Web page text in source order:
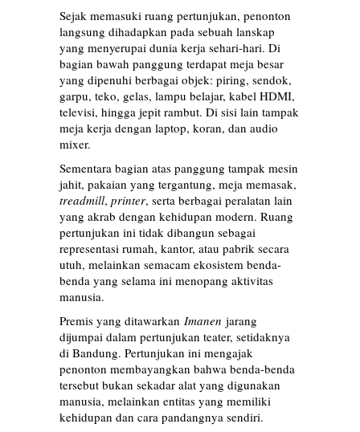
Sejak memasuki ruang pertunjukan, penonton
langsung dihadapkan pada sebuah lanskap
yang menyerupai dunia kerja sehari-hari. Di
bagian bawah panggung terdapat meja besar
yang dipenuhi berbagai objek: piring, sendok,
garpu, teko, gelas, lampu belajar, kabel HDMI,
televisi, hingga jepit rambut. Di sisi lain tampak
meja kerja dengan laptop, koran, dan audio
mixer.
Sementara bagian atas panggung tampak mesin
jahit, pakaian yang tergantung, meja memasak,
treadmill, printer, serta berbagai peralatan lain
yang akrab dengan kehidupan modern. Ruang
pertunjukan ini tidak dibangun sebagai
representasi rumah, kantor, atau pabrik secara
utuh, melainkan semacam ekosistem benda-
benda yang selama ini menopang aktivitas
manusia.
Premis yang ditawarkan Imanen jarang
dijumpai dalam pertunjukan teater, setidaknya
di Bandung. Pertunjukan ini mengajak
penonton membayangkan bahwa benda-benda
tersebut bukan sekadar alat yang digunakan
manusia, melainkan entitas yang memiliki
kehidupan dan cara pandangnya sendiri.